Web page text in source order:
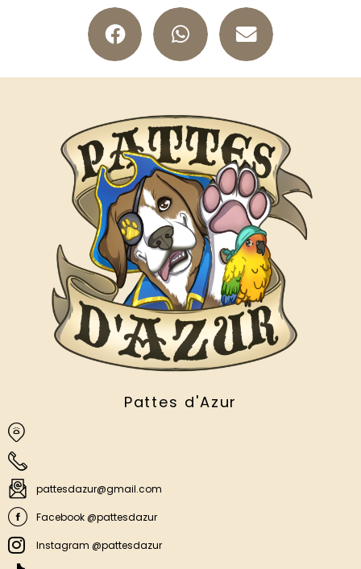
Pattes d'Azur
pattesdazur@gmail.com
Facebook @pattesdazur
Instagram @pattesdazur